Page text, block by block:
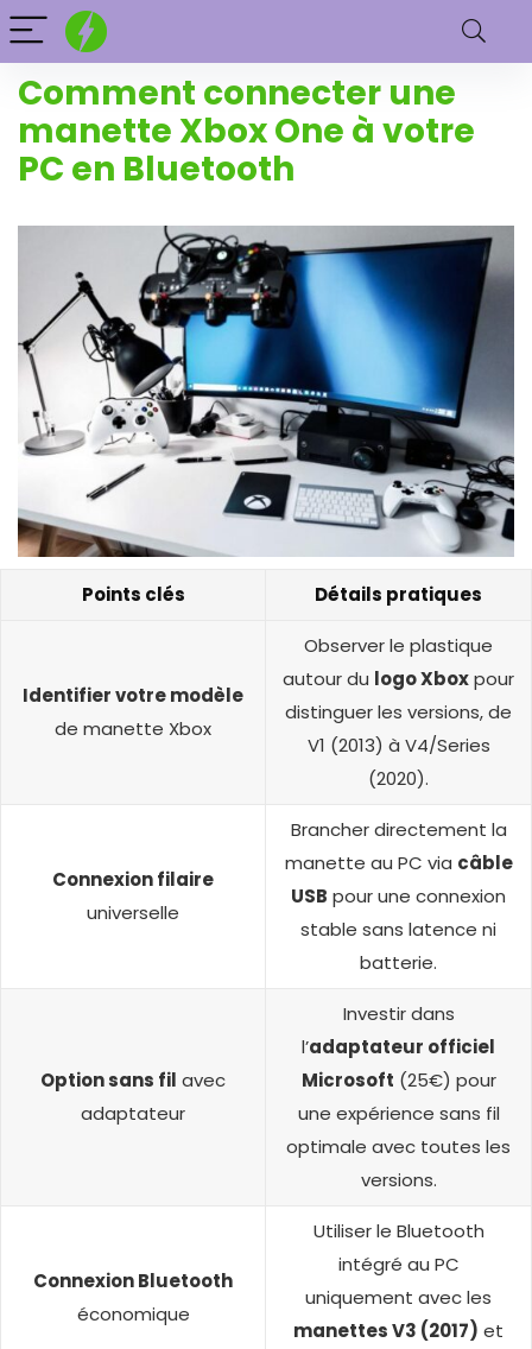
Comment connecter une
manette Xbox One à votre
PC en Bluetooth
Points clés Détails pratiques
Identifier votre modèle
de manette Xbox
Observer le plastique
autour du logo Xboxpour
distinguer les versions, de
V1 (2013) à V4/Series
(2020).
Connexion filaire
universelle
Brancher directement la
manette au PC via câble
USB pour une connexion
stable sans latence ni
batterie.
Option sans fil avec
adaptateur
Investir dans
l’adaptateur officiel
Microsoft (25€) pour
une expérience sans fil
optimale avec toutes les
versions.
Connexion Bluetooth
économique
Utiliser le Bluetooth
intégré au PC
uniquement avec les
manettes V3 (2017) et